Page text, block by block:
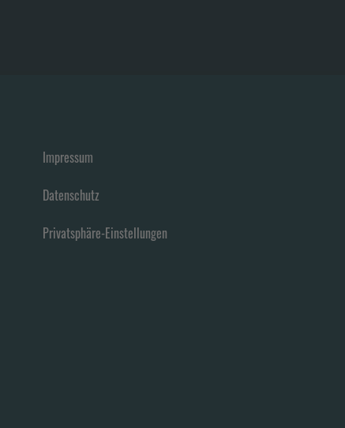
Impressum
Datenschutz
Privatsphäre-Einstellungen